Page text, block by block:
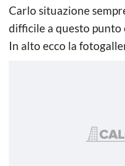
Carlo situazione
difficile a questo
In alto ecco la